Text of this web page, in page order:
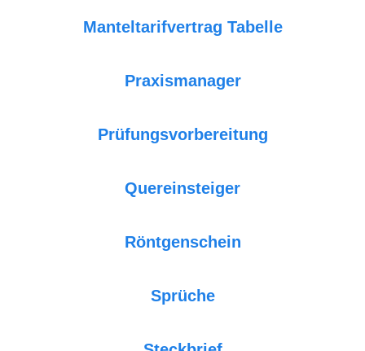
Manteltarifvertrag Tabelle
Praxismanager
Prüfungsvorbereitung
Quereinsteiger
Röntgenschein
Sprüche